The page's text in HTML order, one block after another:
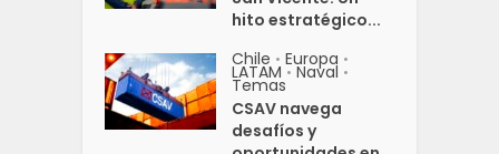
hito estratégico...
Chile • Europa •
LATAM • Naval •
Temas
CSAV navega
desafíos y